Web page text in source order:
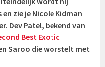
zie je Nicole Kidman
Dev Patel, bekend van
Best Exotic
Saroo die worstelt met